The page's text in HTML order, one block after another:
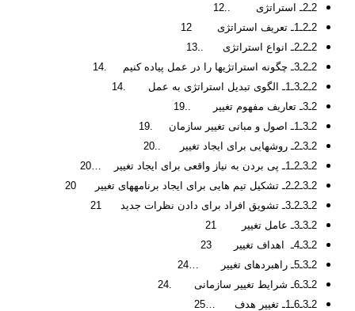
2ـ2ـ استراتژی ..12
2ـ2ـ1ـ تعریف استراتژی 12
2ـ2ـ2ـ انواع استراتژی ..13
2ـ2ـ3ـ چگونه استراتژی­ها را در عمل پیاده کنیم .14
2ـ2ـ3ـ1ـ الگوی تبدیل استراتژی به عمل .14
2ـ3ـ تعاریف مفهوم تغییر ..19
2ـ3ـ1ـ اصول و مبانی تغییر سازمان .19
2ـ3ـ2ـ روشهایی برای ایجاد تغییر ..20
2ـ3ـ2ـ1ـ پی بردن به نیاز واقعی برای ایجاد تغییر …20
2ـ3ـ2ـ2ـ تشکیل تیم هایی برای ایجاد برنامه­های تغییر 20
2ـ3ـ2ـ3ـ تشویق افراد برای دادن نظرات جدید 21
2ـ3ـ3ـ عامل تغییر 21
2ـ3ـ4ـ اهداف تغییر 23
2ـ3ـ5ـ راهبردهای تغییر …24
2ـ3ـ6ـ شرایط تغییر سازمانی .24
2ـ3ـ6ـ1ـ تغییر هدف …25